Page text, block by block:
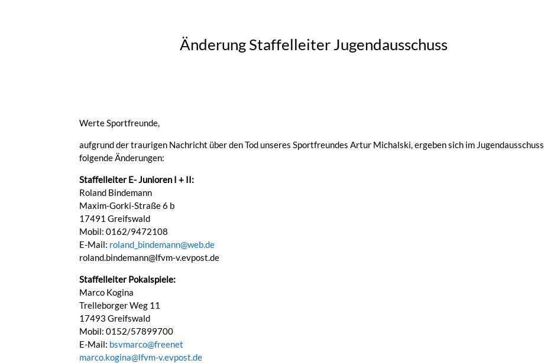
Änderung Staffelleiter Jugendausschuss
Werte Sportfreunde,
aufgrund der traurigen Nachricht über den Tod unseres Sportfreundes Artur Michalski, ergeben sich im Jugendausschuss
folgende Änderungen:
Staffelleiter E- Junioren I + II:
Roland Bindemann
Maxim-Gorki-Straße 6 b
17491 Greifswald
Mobil: 0162/9472108
E-Mail: roland_bindemann@web.de
roland.bindemann@lfvm-v.evpost.de
Staffelleiter Pokalspiele:
Marco Kogina
Trelleborger Weg 11
17493 Greifswald
Mobil: 0152/57899700
E-Mail: bsvmarco@freenet
marco.kogina@lfvm-v.evpost.de